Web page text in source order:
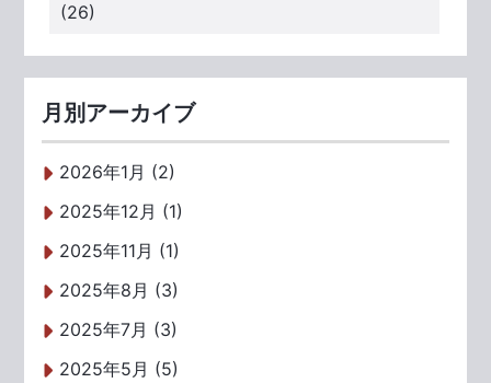
(26)
月別アーカイブ
2026年1月 (2)
2025年12月 (1)
2025年11月 (1)
2025年8月 (3)
2025年7月 (3)
2025年5月 (5)